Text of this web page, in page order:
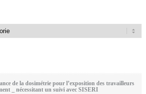
de la dosimétrie pour l’exposition des travailleurs
_ nécessitant un suivi avec SISERI